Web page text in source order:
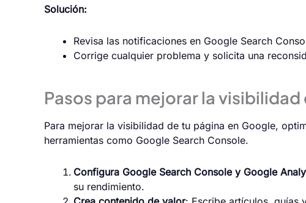
Solución:
Revisa las notificaciones en Google Search
Corrige cualquier problema y solicita una
Pasos para mejorar la
Para mejorar la visibilidad de tu página en Google,
herramientas como Google Search Console.
Configura Google Search Console y Google
su rendimiento.